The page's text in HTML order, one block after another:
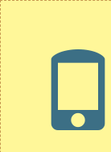
Le site officiel des